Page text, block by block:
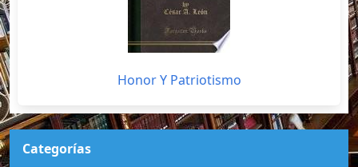
Honor Y Patriotismo
Categorías